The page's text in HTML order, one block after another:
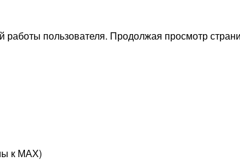
пользователя. Продолжая просмотр
к МАХ)